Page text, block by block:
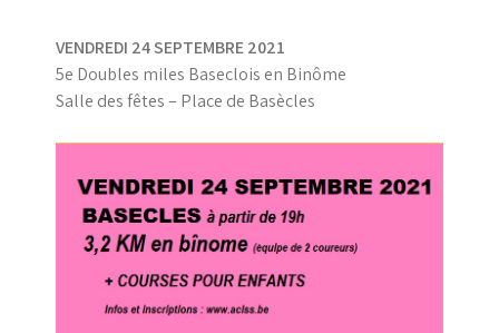
VENDREDI 24 SEPTEMBRE 2021
5e Doubles miles Baseclois en Binôme
Salle des fêtes – Place de Basècles